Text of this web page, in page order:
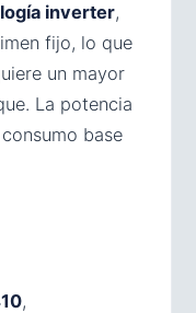
inverter,
fijo, lo que
un mayor
La potencia
base
,